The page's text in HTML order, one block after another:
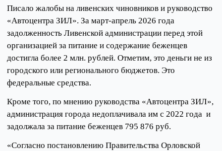
Писало жалобы на ливенских чиновников и руководство
«Автоцентра ЗИЛ». За март-апрель 2026 года
задолженность Ливенской администрации перед этой
организацией за питание и содержание беженцев
достигла более 2 млн. рублей. Отметим, это деньги не из
городского или регионального бюджетов. Это
федеральные средства.
Кроме того, по мнению руководства «Автоцентра ЗИЛ»,
администрация города недоплачивала им с 2022 года и
задолжала за питание беженцев 795 876 руб.
«Согласно постановлению Правительства Орловской